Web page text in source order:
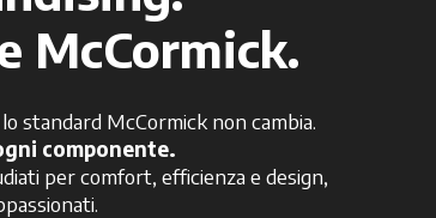
McCormick.
lo standard McCormick non cambia.
componente.
per comfort, efficienza e design,